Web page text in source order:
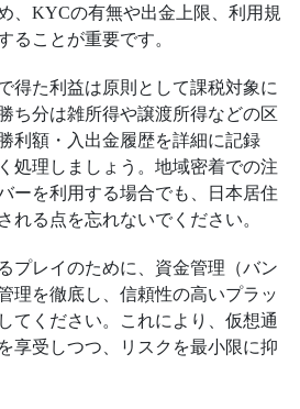
、KYCの有無や出金上限、利用規
ることが重要です。
得た利益は原則として課税対象に
ち分は雑所得や譲渡所得などの区
利額・入出金履歴を詳細に記録
処理しましょう。地域密着での注
ーを利用する場合でも、日本居住
れる点を忘れないでください。
プレイのために、資金管理（バン
理を徹底し、信頼性の高いプラッ
てください。これにより、仮想通
享受しつつ、リスクを最小限に抑